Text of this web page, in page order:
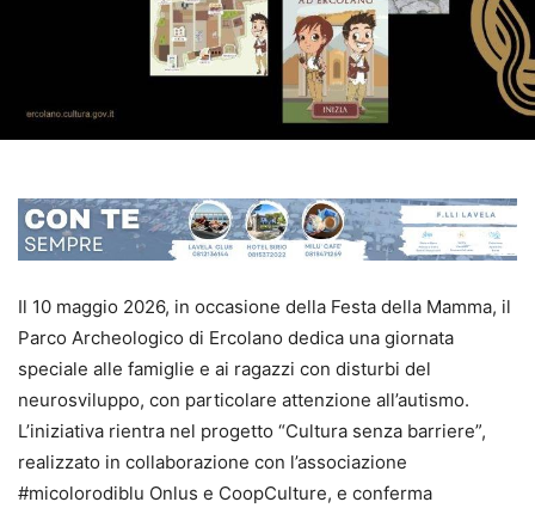
Il 10 maggio 2026, in occasione della Festa della Mamma, il
Parco Archeologico di Ercolano dedica una giornata
speciale alle famiglie e ai ragazzi con disturbi del
neurosviluppo, con particolare attenzione all’autismo.
L’iniziativa rientra nel progetto “Cultura senza barriere”,
realizzato in collaborazione con l’associazione
#micolorodiblu Onlus e CoopCulture, e conferma